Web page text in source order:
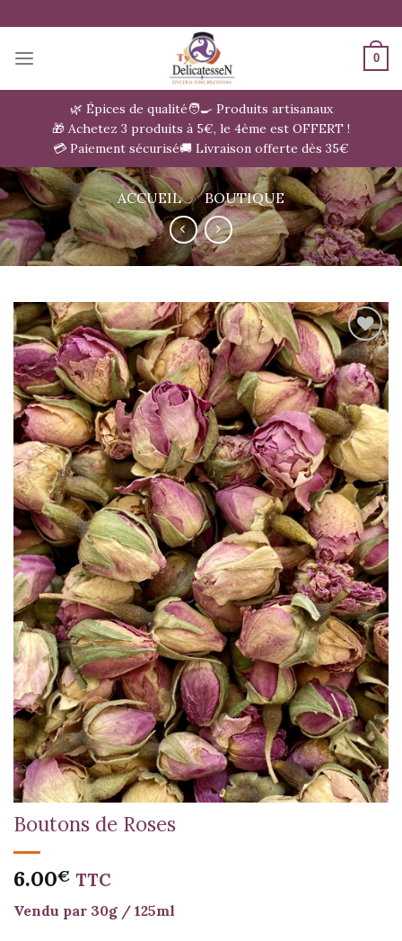
au
contenu
0
🌿 Épices de qualité🧑‍🍳 Produits artisanaux
🎁 Achetez 3 produits à 5€, le 4ème est OFFERT !
💳 Paiement sécurisé🚚 Livraison offerte dès 35€
ACCUEIL » BOUTIQUE
Boutons de Roses
6.00€ TTC
Vendu par 30g / 125ml